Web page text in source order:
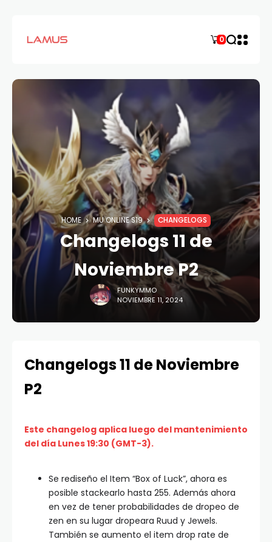
0
HOME MU ONLINE S19 CHANGELOGS
Changelogs 11 de
Noviembre P2
FUNKYMMO
NOVIEMBRE 11, 2024
Changelogs 11 de Noviembre
P2
Este changelog aplica luego del mantenimiento
del día Lunes 19:30 (GMT-3).
Se rediseño el Item “Box of Luck”, ahora es
posible stackearlo hasta 255. Además ahora
en vez de tener probabilidades de dropeo de
zen en su lugar dropeara Ruud y Jewels.
También se aumento el item drop rate de